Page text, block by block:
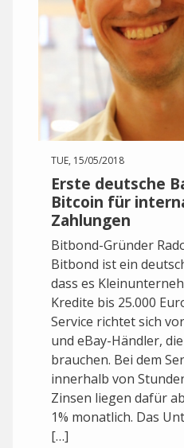
TUE, 15/05/2018
Erste deutsche
Bitcoin für
Zahlungen
Bitbond-Gründer
Bitbond ist ein
dass es
Kredite bis 25.000
Service richtet sich
und eBay-Händler,
brauchen. Bei dem
innerhalb von
Zinsen liegen dafür
1% monatlich. Das
[…]